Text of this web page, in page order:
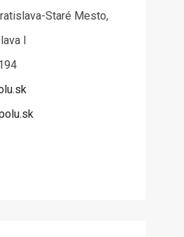
Staré Mesto,
I